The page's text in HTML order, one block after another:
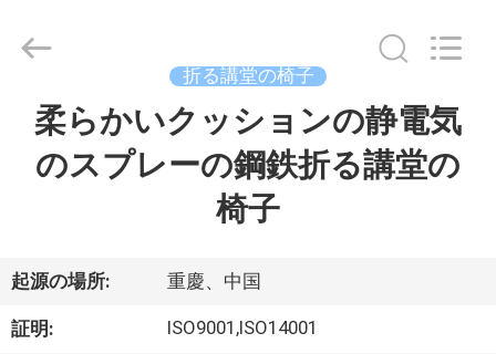
ダ
ク
supplier.
Copyright
Chongqing
Commercial
Co.,Ltd.
折る講堂の椅子
柔らかいクッションの静電気
のスプレーの鋼鉄折る講堂の
椅子
起源の場所: 重慶、中国
証明: ISO9001,ISO14001